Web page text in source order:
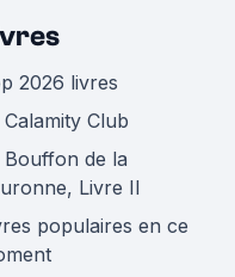
2026 livres
Calamity Club
Bouffon de la
Livre II
populaires en ce